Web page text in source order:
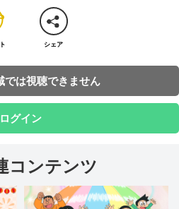
もお腹を空かせながら、必死に食べ続け
してしまうと、覚えたことも忘れてしま
る3人。最後はむりやり口の中に押し込
シェア
では視聴できません
ログイン
コンテンツ